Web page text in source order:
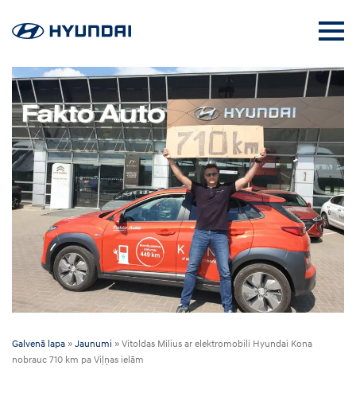
Galvenā lapa » Jaunumi » Vitoldas Milius ar elektromobili Hyundai Kona
nobrauc 710 km pa Viļņas ielām